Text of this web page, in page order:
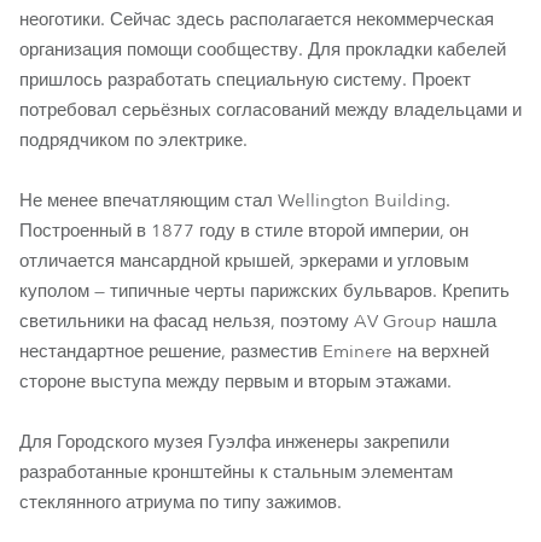
неоготики. Сейчас здесь располагается некоммерческая
организация помощи сообществу. Для прокладки кабелей
пришлось разработать специальную систему. Проект
потребовал серьёзных согласований между владельцами и
подрядчиком по электрике.
Не менее впечатляющим стал Wellington Building.
Построенный в 1877 году в стиле второй империи, он
отличается мансардной крышей, эркерами и угловым
куполом — типичные черты парижских бульваров. Крепить
светильники на фасад нельзя, поэтому AV Group нашла
нестандартное решение, разместив Eminere на верхней
стороне выступа между первым и вторым этажами.
Для Городского музея Гуэлфа инженеры закрепили
разработанные кронштейны к стальным элементам
стеклянного атриума по типу зажимов.